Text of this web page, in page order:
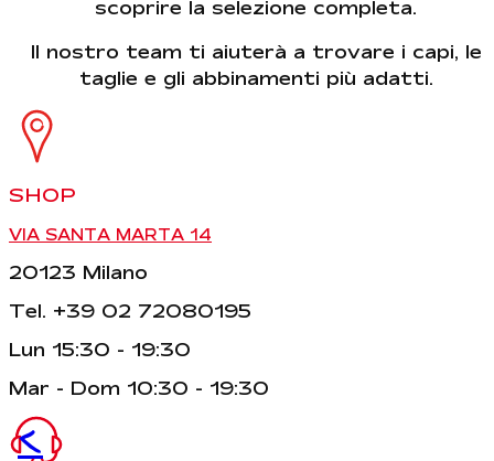
<
scoprire la selezione completa.
Il nostro team ti aiuterà a trovare i capi, le
taglie e gli abbinamenti più adatti.
SHOP
VIA SANTA MARTA 14
20123 Milano
Tel. +39 02 72080195
Lun 15:30 - 19:30
Mar - Dom 10:30 - 19:30